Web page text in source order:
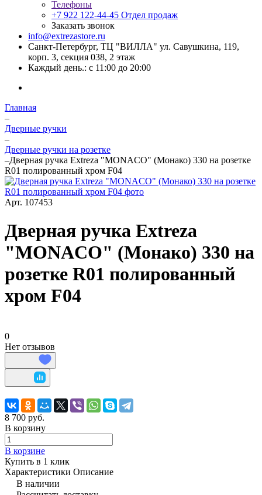
Телефоны
+7 922 122-44-45 Отдел продаж
Заказать звонок
info@extrezastore.ru
Санкт-Петербург, ТЦ "ВИЛЛА" ул. Савушкина, 119,
корп. 3, секция 038, 2 этаж
Каждый день.: с 11:00 до 20:00
Главная
–
Дверные ручки
–
Дверные ручки на розетке
–Дверная ручка Extreza "MONACO" (Монако) 330 на розетке
R01 полированный хром F04
Арт. 107453
Дверная ручка Extreza
"MONACO" (Монако) 330 на
розетке R01 полированный
хром F04
0
Нет отзывов
8 700 руб.
В корзину
В корзине
Купить в 1 клик
Характеристики Описание
В наличии